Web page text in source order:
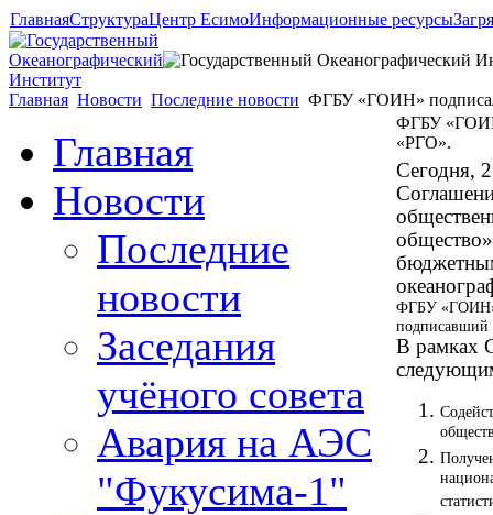
ГлавнаяСтруктураЦентр ЕсимоИнформационные ресурсы
Главная Новости Последние новости ФГБУ «ГОИН»
Главная
Новости
Последние
новости
Заседания
учёного совета
Авария на АЭС
"Фукусима-1"
ФГБУ
«РГО».
Сегодня,
ФГБУ «ГОИН»
В рамках